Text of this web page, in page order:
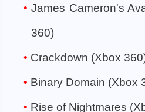
James Cameron's
360)
Crackdown (Xbox
Binary Domain (Xbox
Rise of Nightmares